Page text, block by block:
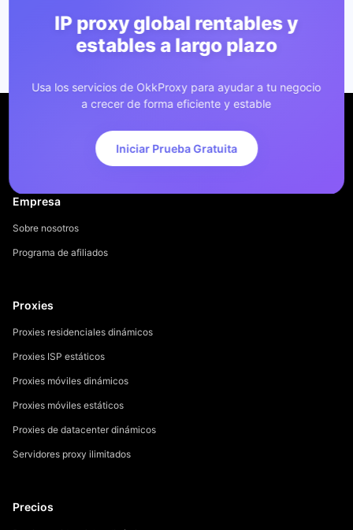
IP proxy global rentables y
estables a largo plazo
Usa los servicios de OkkProxy para ayudar a tu negocio
a crecer de forma eficiente y estable
Iniciar Prueba Gratuita
Empresa
Sobre nosotros
Programa de afiliados
Proxies
Proxies residenciales dinámicos
Proxies ISP estáticos
Proxies móviles dinámicos
Proxies móviles estáticos
Proxies de datacenter dinámicos
Servidores proxy ilimitados
Precios